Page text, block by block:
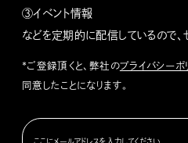
③イベント情報
などを定期的に配信しているので、
*ご登録頂くと、弊社のプライバシーポ
同意したことになります。